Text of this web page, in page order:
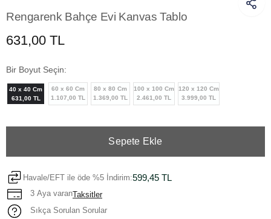
Rengarenk Bahçe Evi Kanvas Tablo
631,00 TL
Bir Boyut Seçin:
40 x 40 Cm
631,00 TL
60 x 60 Cm
1.107,00 TL
80 x 80 Cm
1.369,00 TL
100 x 100 Cm
2.461,00 TL
120 x 120 Cm
3.999,00 TL
Sepete Ekle
Havale/EFT ile öde %5 İndirim:599,45 TL
3 Aya varanTaksitler
Sıkça Sorulan Sorular